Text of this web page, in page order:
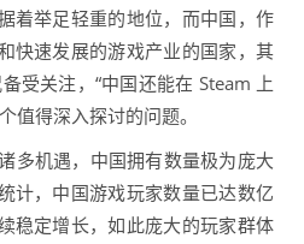
着举足轻重的地位，而中国，作
快速发展的游戏产业的国家，其
受关注，“中国还能在 Steam 上
值得深入探讨的问题。
多机遇，中国拥有数量极为庞大
计，中国游戏玩家数量已达数亿
稳定增长，如此庞大的玩家群体